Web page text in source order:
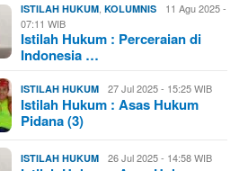
ISTILAH HUKUM ,KOLUMNIS
11 Agu 2025 -
07:11 WIB
Istilah Hukum : Perceraian di
Indonesia …
ISTILAH HUKUM 27 Jul 2025 - 15:25 WIB
Istilah Hukum : Asas Hukum
Pidana (3)
ISTILAH HUKUM 26 Jul 2025 - 14:58 WIB